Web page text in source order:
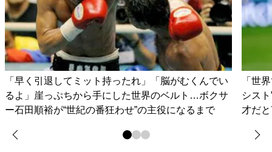
「早く引退してミット持ったれ」「脳がむくんでい
るよ」崖っぷちから手にした世界のベルト…ボクサ
ー石田順裕が“世紀の番狂わせ”の主役になるまで
「世
シス
才だ